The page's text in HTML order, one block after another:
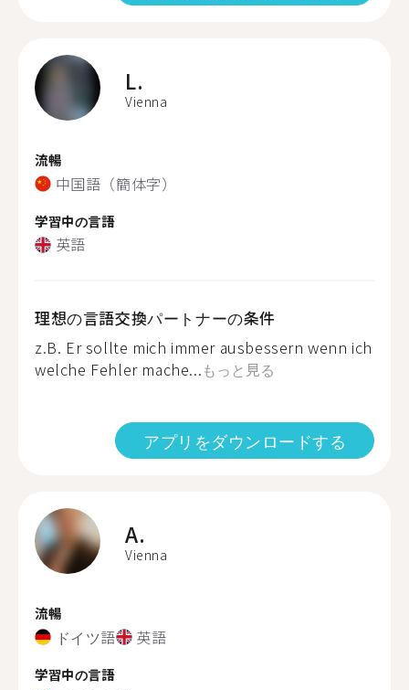
L.
Vienna
流暢
中国語（簡体字）
学習中の言語
英語
理想の言語交換パートナーの条件
z.B. Er sollte mich immer ausbessern wenn ich
welche Fehler mache...もっと見る
アプリをダウンロードする
A.
Vienna
流暢
ドイツ語 英語
学習中の言語